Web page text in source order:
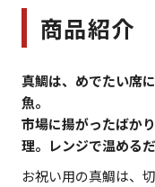
商品紹介
真鯛は、めでたい席
魚。
市場に揚がったばか
理。レンジで温める
お祝い用の真鯛は、